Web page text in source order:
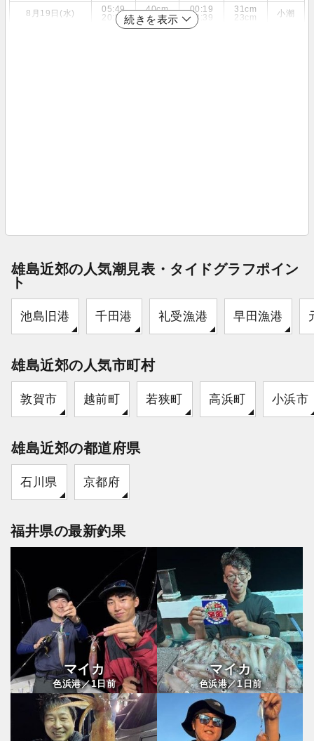
8月19日(水)
05:49
20:29
40cm
32cm
00:19
13:39
31cm
23cm
小潮
続きを表示
雄島近郊の人気潮見表・タイドグラフポイン
ト
池島旧港 千田港 礼受漁港 早田漁港
雄島近郊の人気市町村
敦賀市 越前町 若狭町 高浜町 小浜市
雄島近郊の都道府県
石川県 京都府
福井県の最新釣果
マイカ
色浜港／1 日前
マイカ
色浜港／1日前